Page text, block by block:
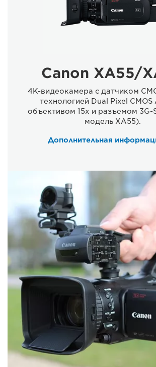
Canon XA55/
4K-видеокамера с датчиком
технологией Dual Pixel CMOS
объективом 15x и разъемом 3G-
модель XA55).
Дополнительная